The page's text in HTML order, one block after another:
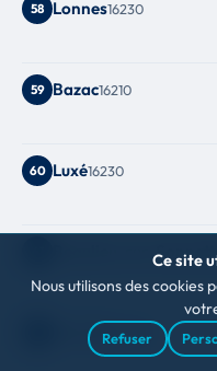
58 Lonnes16230
59 Bazac16210
60 Luxé16230
Beaulieu-sur-
Bréville16370
Ce site
Nous utilisons des
Refuser